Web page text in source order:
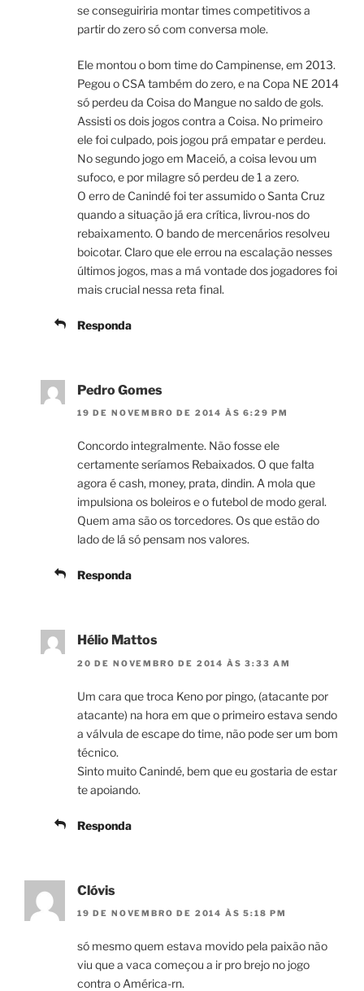
se conseguiriria montar times competitivos a
partir do zero só com conversa mole.
Ele montou o bom time do Campinense, em 2013.
Pegou o CSA também do zero, e na Copa NE 2014
só perdeu da Coisa do Mangue no saldo de gols.
Assisti os dois jogos contra a Coisa. No primeiro
ele foi culpado, pois jogou prá empatar e perdeu.
No segundo jogo em Maceió, a coisa levou um
sufoco, e por milagre só perdeu de 1 a zero.
O erro de Canindé foi ter assumido o Santa Cruz
quando a situação já era crítica, livrou-nos do
rebaixamento. O bando de mercenários resolveu
boicotar. Claro que ele errou na escalação nesses
últimos jogos, mas a má vontade dos jogadores foi
mais crucial nessa reta final.
Responda
Pedro Gomes
19 DE NOVEMBRO DE 2014 ÀS 6:29 PM
Concordo integralmente. Não fosse ele
certamente seríamos Rebaixados. O que falta
agora é cash, money, prata, dindin. A mola que
impulsiona os boleiros e o futebol de modo geral.
Quem ama são os torcedores. Os que estão do
lado de lá só pensam nos valores.
Responda
Hélio Mattos
20 DE NOVEMBRO DE 2014 ÀS 3:33 AM
Um cara que troca Keno por pingo, (atacante por
atacante) na hora em que o primeiro estava sendo
a válvula de escape do time, não pode ser um bom
técnico.
Sinto muito Canindé, bem que eu gostaria de estar
te apoiando.
Responda
Clóvis
19 DE NOVEMBRO DE 2014 ÀS 5:18 PM
só mesmo quem estava movido pela paixão não
viu que a vaca começou a ir pro brejo no jogo
contra o América-rn.